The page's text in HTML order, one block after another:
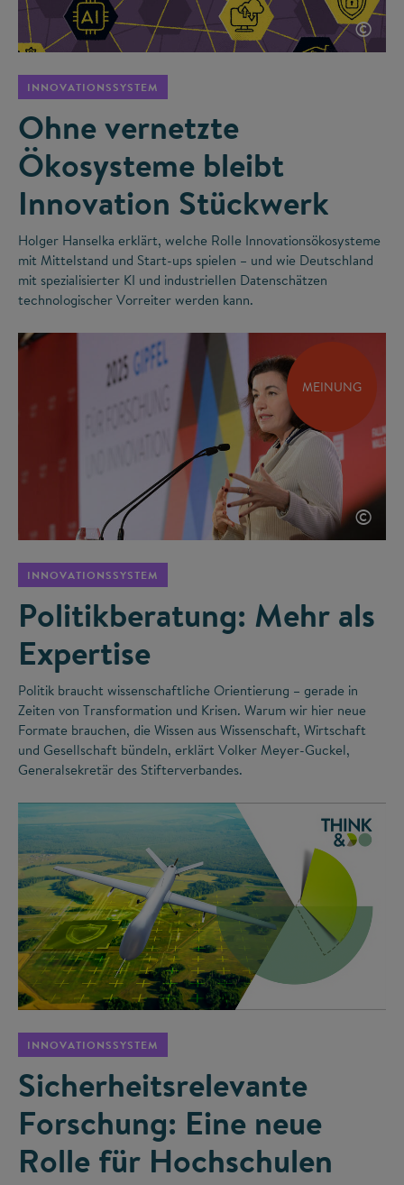
©
INNOVATIONSSYSTEM
Ohne vernetzte
Ökosysteme bleibt
Innovation Stückwerk
Holger Hanselka erklärt, welche Rolle Innovationsökosysteme
mit Mittelstand und Start-ups spielen – und wie Deutschland
mit spezialisierter KI und industriellen Datenschätzen
technologischer Vorreiter werden kann.
MEINUNG
©
INNOVATIONSSYSTEM
Politikberatung: Mehr als
Expertise
Politik braucht wissenschaftliche Orientierung – gerade in
Zeiten von Transformation und Krisen. Warum wir hier neue
Formate brauchen, die Wissen aus Wissenschaft, Wirtschaft
und Gesellschaft bündeln, erklärt Volker Meyer-Guckel,
Generalsekretär des Stifterverbandes.
INNOVATIONSSYSTEM
Sicherheitsrelevante
Forschung: Eine neue
Rolle für Hochschulen